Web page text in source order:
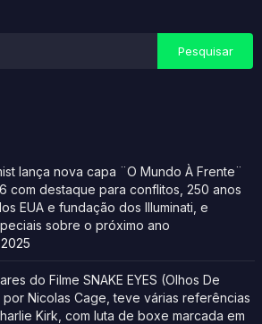
lança nova capa ¨O Mundo À Frente¨
com destaque para conflitos, 250 anos
EUA e fundação dos Illuminati, e
sobre o próximo ano
do Filme SNAKE EYES (Olhos De
Nicolas Cage, teve várias referências
Kirk, com luta de boxe marcada em